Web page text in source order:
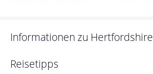
Informationen zu Hertfordshire
Reisetipps